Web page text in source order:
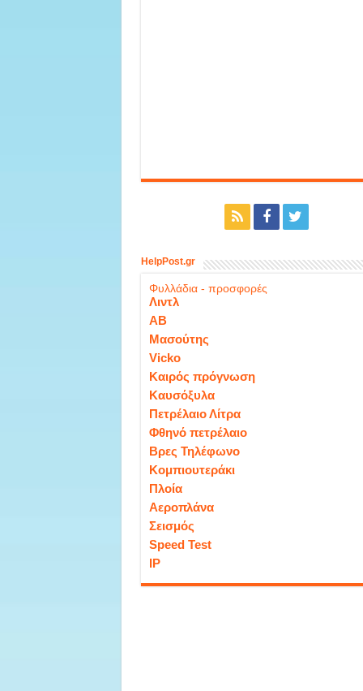
HelpPost.gr
Φυλλάδια - προσφορές
Λιντλ
ΑΒ
Μασούτης
Vicko
Καιρός πρόγνωση
Καυσόξυλα
Πετρέλαιο Λίτρα
Φθηνό πετρέλαιο
Βρες Τηλέφωνο
Κομπιουτεράκι
Πλοία
Αεροπλάνα
Σεισμός
Speed Test
IP